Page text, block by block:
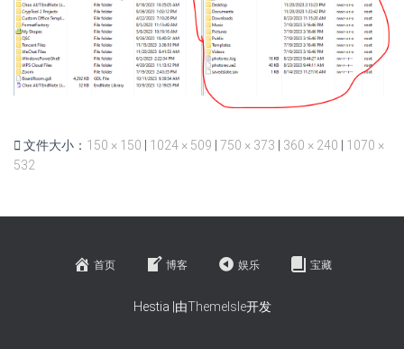
文件大小： 150 × 150 1024 × 509 750 × 373 360 × 240
1070 ×
532
首页 博客 娱乐 宝藏
Hestia |由ThemeIsle开发